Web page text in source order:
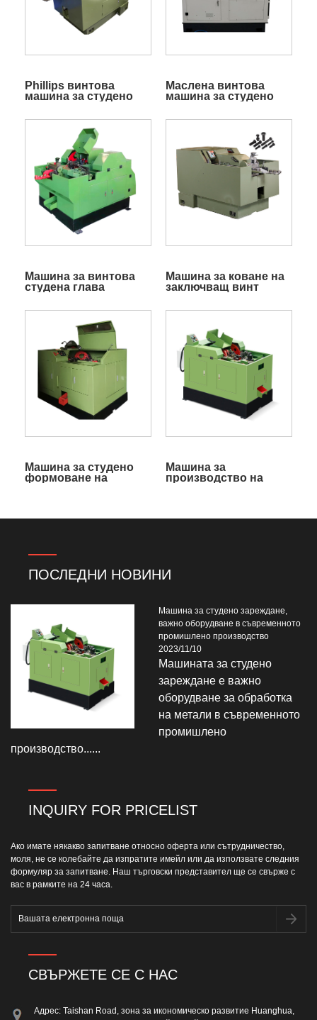
Phillips винтова
машина за студено
Маслена винтова
машина за студено
Машина за винтова
студена глава
Машина за коване на
заключващ винт
Машина за студено
формоване на
Машина за
производство на
ПОСЛЕДНИ НОВИНИ
Машина за студено зареждане,
важно оборудване в съвременното
промишлено производство
2023/11/10
Машината за студено
зареждане е важно
оборудване за обработка
на метали в съвременното
промишлено
производство......
INQUIRY FOR PRICELIST
Ако имате някакво запитване относно оферта или сътрудничество,
моля, не се колебайте да изпратите имейл или да използвате следния
формуляр за запитване. Наш търговски представител ще се свърже с
вас в рамките на 24 часа.
СВЪРЖЕТЕ СЕ С НАС
Адрес: Taishan Road, зона за икономическо развитие Huanghua,